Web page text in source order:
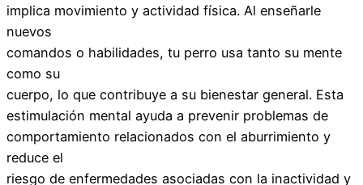
implica movimiento y actividad física. Al enseñarle
nuevos
comandos o habilidades, tu perro usa tanto su mente
como su
cuerpo, lo que contribuye a su bienestar general. Esta
estimulación mental ayuda a prevenir problemas de
comportamiento relacionados con el aburrimiento y
reduce el
riesgo de enfermedades asociadas con la inactividad y